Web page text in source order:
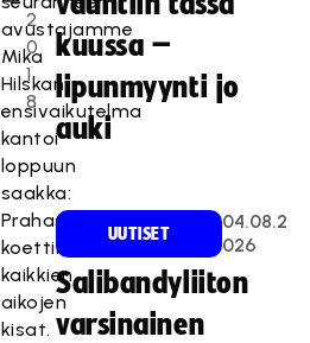
2
0
1
8
avustajamme
Mika
Hilskan
ensivaikutelma
kantoi
loppuun
saakka:
Prahassa
koettiin
kaikkien
aikojen
kisat.
kuussa –
lipunmyynti jo
auki
UUTISET
04.08.2
026
Salibandyliiton
varsinainen